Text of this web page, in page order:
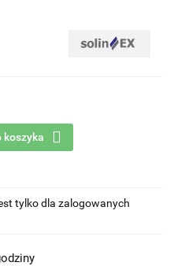
koszyka
tylko dla zalogowanych